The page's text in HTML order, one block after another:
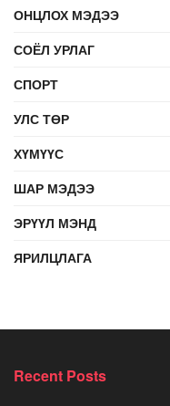
ОНЦЛОХ МЭДЭЭ
СОЁЛ УРЛАГ
СПОРТ
УЛС ТӨР
ХҮМҮҮС
ШАР МЭДЭЭ
ЭРҮҮЛ МЭНД
ЯРИЛЦЛАГА
Recent Posts